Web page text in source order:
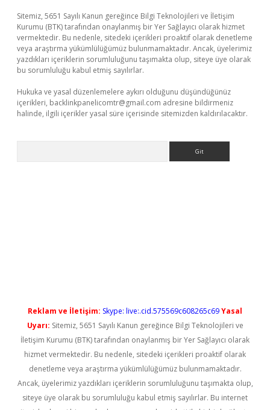
Sitemiz, 5651 Sayılı Kanun gereğince Bilgi Teknolojileri ve İletişim
Kurumu (BTK) tarafından onaylanmış bir Yer Sağlayıcı olarak hizmet
vermektedir. Bu nedenle, sitedeki içerikleri proaktif olarak denetleme
veya araştırma yükümlülüğümüz bulunmamaktadır. Ancak, üyelerimiz
yazdıkları içeriklerin sorumluluğunu taşımakta olup, siteye üye olarak
bu sorumluluğu kabul etmiş sayılırlar.
Hukuka ve yasal düzenlemelere aykırı olduğunu düşündüğünüz
içerikleri, backlinkpanelicomtr@gmail.com adresine bildirmeniz
halinde, ilgili içerikler yasal süre içerisinde sitemizden kaldırılacaktır.
Reklam ve İletişim: Skype: live:.cid.575569c608265c69Yasal
Uyarı: Sitemiz, 5651 Sayılı Kanun gereğince Bilgi Teknolojileri ve
İletişim Kurumu (BTK) tarafından onaylanmış bir Yer Sağlayıcı olarak
hizmet vermektedir. Bu nedenle, sitedeki içerikleri proaktif olarak
denetleme veya araştırma yükümlülüğümüz bulunmamaktadır.
Ancak, üyelerimiz yazdıkları içeriklerin sorumluluğunu taşımakta olup,
siteye üye olarak bu sorumluluğu kabul etmiş sayılırlar. Bu internet